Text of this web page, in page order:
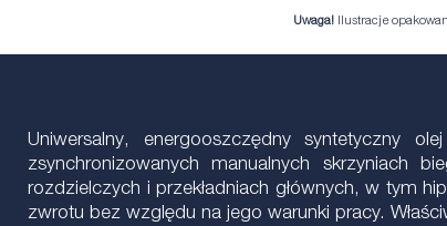
Uwaga! Ilustracje
Uniwersalny, energooszczędny syntetyczny
zsynchronizowanych manualnych skrzyniach
rozdzielczych i przekładniach głównych, w tym
zwrotu bez względu na jego warunki pracy.